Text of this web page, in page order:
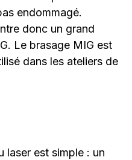
endommagé.
donc un grand
Le brasage MIG est
dans les ateliers de
laser est simple : un